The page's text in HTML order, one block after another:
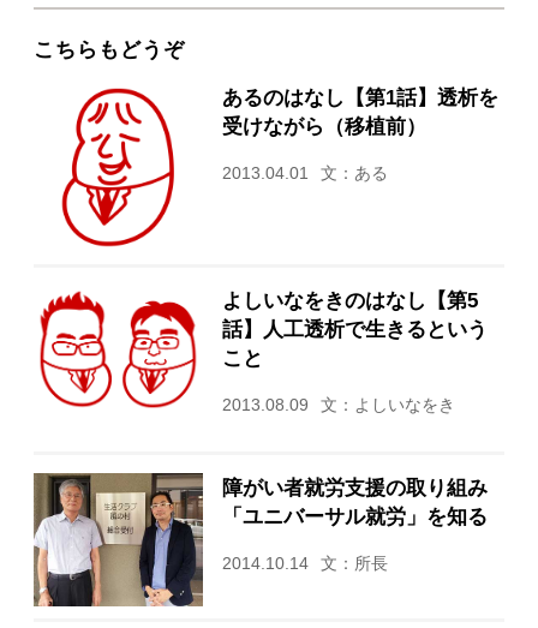
こちらもどうぞ
あるのはなし【第1話】透析を
受けながら（移植前）
2013.04.01 文：ある
よしいなをきのはなし【第5
話】人工透析で生きるという
こと
2013.08.09 文：よしいなをき
障がい者就労支援の取り組み
「ユニバーサル就労」を知る
2014.10.14 文：所長